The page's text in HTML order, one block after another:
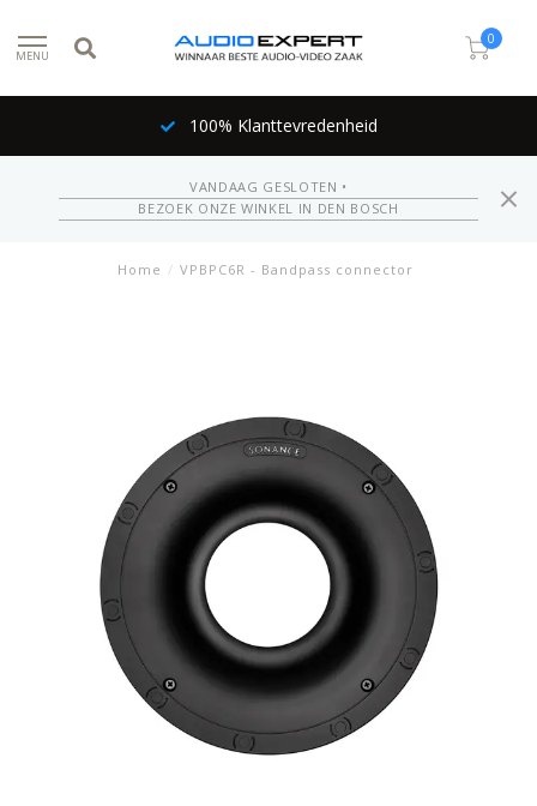
MENU
0
100% Klanttevredenheid
VANDAAG GESLOTEN •
BEZOEK ONZE WINKEL IN DEN BOSCH
Home / VPBPC6R - Bandpass connector